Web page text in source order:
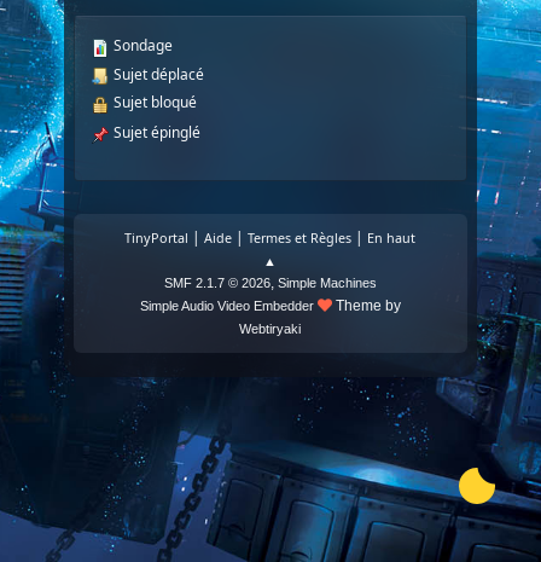
Sondage
Sujet déplacé
Sujet bloqué
Sujet épinglé
TinyPortal |Aide |Termes et Règles | En haut
▲
SMF 2.1.7 © 2026, Simple Machines
Simple Audio Video Embedder
Theme by
Webtiryaki